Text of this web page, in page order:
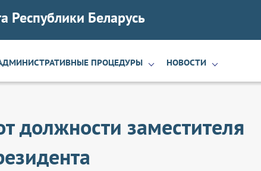
Республики Беларусь
ПРОЦЕДУРЫ НОВОСТИ
должности заместителя